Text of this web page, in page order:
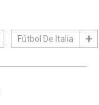
Fútbol De Italia